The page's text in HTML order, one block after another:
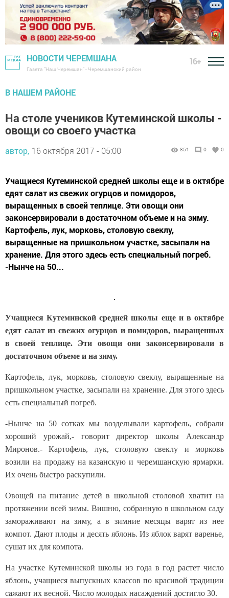
НОВОСТИ ЧЕРЕМШАНА
Газета "Наш Черемшан" - Черемшанский район
16+
В НАШЕМ РАЙОНЕ
На столе учеников Кутеминской школы -
овощи со своего участка
автор, 16 октября 2017 - 05:00 851 0 0
Учащиеся Кутеминской средней школы еще и в октябре
едят салат из свежих огурцов и помидоров,
выращенных в своей теплице. Эти овощи они
законсервировали в достаточном объеме и на зиму.
Картофель, лук, морковь, столовую свеклу,
выращенные на пришкольном участке, засыпали на
хранение. Для этого здесь есть специальный погреб.
-Нынче на 50...
Учащиеся Кутеминской средней школы еще и в октябре
едят салат из свежих огурцов и помидоров, выращенных
в своей теплице. Эти овощи они законсервировали в
достаточном объеме и на зиму.
Картофель, лук, морковь, столовую свеклу, выращенные на
пришкольном участке, засыпали на хранение. Для этого здесь
есть специальный погреб.
-Нынче на 50 сотках мы возделывали картофель, собрали
хороший урожай,- говорит директор школы Александр
Миронов.- Картофель, лук, столовую свеклу и морковь
возили на продажу на казанскую и черемшанскую ярмарки.
Их очень быстро раскупили.
Овощей на питание детей в школьной столовой хватит на
протяжении всей зимы. Вишню, собранную в школьном саду
замораживают на зиму, а в зимние месяцы варят из нее
компот. Дают плоды и десять яблонь. Из яблок варят варенье,
сушат их для компота.
На участке Кутеминской школы из года в год растет число
яблонь, учащиеся выпускных классов по красивой традиции
сажают их весной. Число молодых насаждений достигло 30.